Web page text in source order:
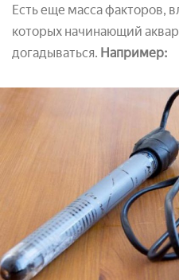
Есть еще масса факторов,
которых начинающий
догадываться. Например: